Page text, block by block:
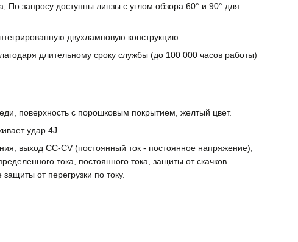
запросу доступны линзы с углом обзора 60° и 90° для
двухламповую конструкцию.
длительному сроку службы (до 100 000 часов работы)
поверхность с порошковым покрытием, желтый цвет.
удар 4J.
выход CC-CV (постоянный ток - постоянное напряжение),
тока, постоянного тока, защиты от скачков
от перегрузки по току.